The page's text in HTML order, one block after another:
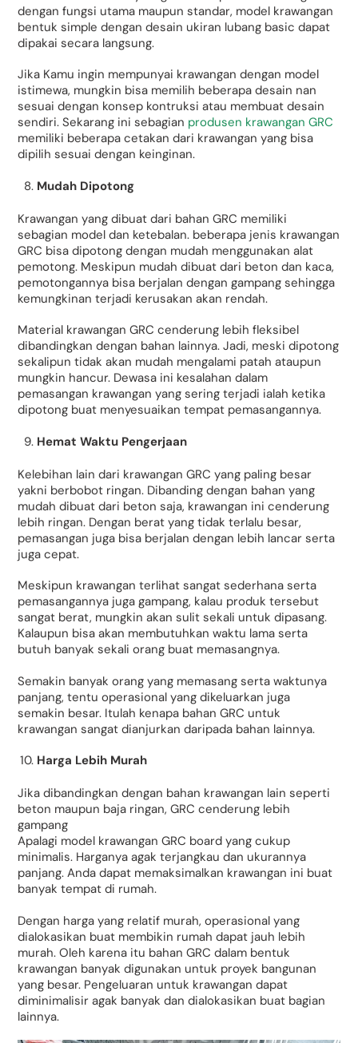
dengan fungsi utama maupun standar, model krawangan
bentuk simple dengan desain ukiran lubang basic dapat
dipakai secara langsung.
Jika Kamu ingin mempunyai krawangan dengan model
istimewa, mungkin bisa memilih beberapa desain nan
sesuai dengan konsep kontruksi atau membuat desain
sendiri. Sekarang ini sebagian produsen krawangan GRC
memiliki beberapa cetakan dari krawangan yang bisa
dipilih sesuai dengan keinginan.
Mudah Dipotong
Krawangan yang dibuat dari bahan GRC memiliki
sebagian model dan ketebalan. beberapa jenis krawangan
GRC bisa dipotong dengan mudah menggunakan alat
pemotong. Meskipun mudah dibuat dari beton dan kaca,
pemotongannya bisa berjalan dengan gampang sehingga
kemungkinan terjadi kerusakan akan rendah.
Material krawangan GRC cenderung lebih fleksibel
dibandingkan dengan bahan lainnya. Jadi, meski dipotong
sekalipun tidak akan mudah mengalami patah ataupun
mungkin hancur. Dewasa ini kesalahan dalam
pemasangan krawangan yang sering terjadi ialah ketika
dipotong buat menyesuaikan tempat pemasangannya.
Hemat Waktu Pengerjaan
Kelebihan lain dari krawangan GRC yang paling besar
yakni berbobot ringan. Dibanding dengan bahan yang
mudah dibuat dari beton saja, krawangan ini cenderung
lebih ringan. Dengan berat yang tidak terlalu besar,
pemasangan juga bisa berjalan dengan lebih lancar serta
juga cepat.
Meskipun krawangan terlihat sangat sederhana serta
pemasangannya juga gampang, kalau produk tersebut
sangat berat, mungkin akan sulit sekali untuk dipasang.
Kalaupun bisa akan membutuhkan waktu lama serta
butuh banyak sekali orang buat memasangnya.
Semakin banyak orang yang memasang serta waktunya
panjang, tentu operasional yang dikeluarkan juga
semakin besar. Itulah kenapa bahan GRC untuk
krawangan sangat dianjurkan daripada bahan lainnya.
Harga Lebih Murah
Jika dibandingkan dengan bahan krawangan lain seperti
beton maupun baja ringan, GRC cenderung lebih
gampang
Apalagi model krawangan GRC board yang cukup
minimalis. Harganya agak terjangkau dan ukurannya
panjang. Anda dapat memaksimalkan krawangan ini buat
banyak tempat di rumah.
Dengan harga yang relatif murah, operasional yang
dialokasikan buat membikin rumah dapat jauh lebih
murah. Oleh karena itu bahan GRC dalam bentuk
krawangan banyak digunakan untuk proyek bangunan
yang besar. Pengeluaran untuk krawangan dapat
diminimalisir agak banyak dan dialokasikan buat bagian
lainnya.